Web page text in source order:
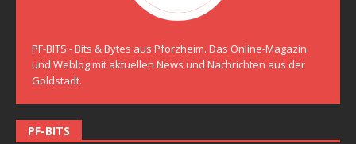
PF-BITS - Bits & Bytes aus Pforzheim. Das Online-Magazin
und Weblog mit aktuellen News und Nachrichten aus der
Goldstadt.
PF-BITS